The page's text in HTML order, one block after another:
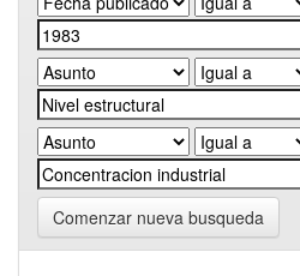
Comenzar nueva busqueda